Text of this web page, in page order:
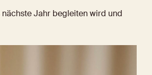
Jahr begleiten wird und